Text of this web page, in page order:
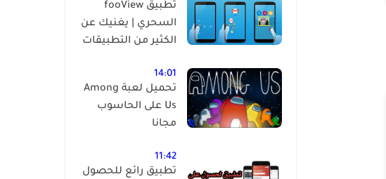
تطبيق fooView
السحري | يغنيك عن
الكثير من التطبيقات
14:01
تحميل لعبة Among
Us على الحاسوب
مجانا
11:42
تطبيق رائع للحصول